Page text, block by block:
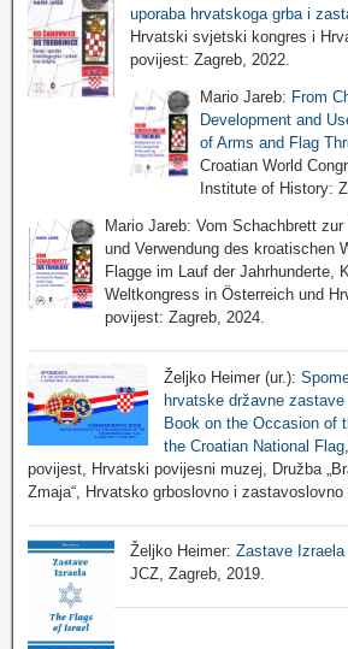
uporaba hrvatskoga grba i
Hrvatski svjetski kongres i
povijest: Zagreb, 2022.
Mario Jareb: From
Development and
of Arms and Flag
Croatian World
Institute of History:
Mario Jareb: Vom Schachbrett
und Verwendung des kroatischen
Flagge im Lauf der Jahrhunderte,
Weltkongress in Österreich und
povijest: Zagreb, 2024.
Željko Heimer (ur.):
hrvatske državne
Book on the Occasion of
the Croatian National Flag
povijest, Hrvatski povijesni muzej, Družba
Zmaja“, Hrvatsko grboslovno i zastavoslovno
Željko Heimer:Zastave
JCZ, Zagreb, 2019.